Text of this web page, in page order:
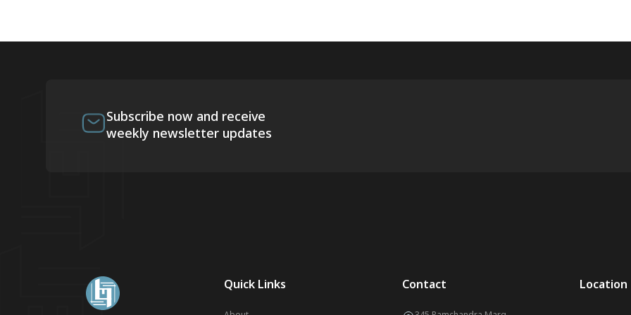
Subscribe now and receive
weekly newsletter updates
Quick Links Contact Location